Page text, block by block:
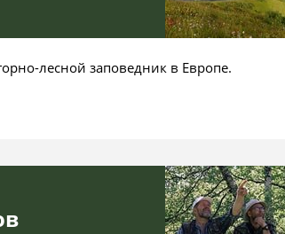
лесной заповедник в Европе.